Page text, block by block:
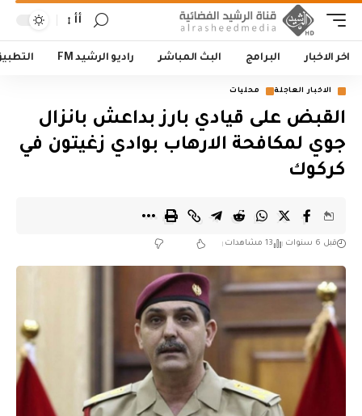
أأ
اخر الاخبار البرامج البث المباشر راديو الرشيد FM
الاخبار العاجلة محليات
القبض على قيادي بارز بداعش بانزال
جوي لمكافحة الارهاب بوادي زغيتون في
كركوك
قبل 6 سنوات 13 مشاهدات